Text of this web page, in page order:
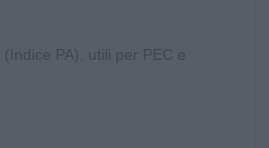
PA), utili per PEC e